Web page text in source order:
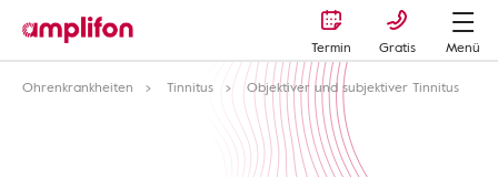
Termin Gratis
Menü
Ohrenkrankheiten
Tinnitus Objektiver und subjektiver Tinnitus